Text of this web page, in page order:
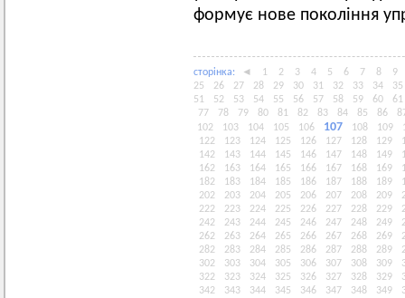
формує нове покоління
сторiнка: ◄ 1 2 3 4 5 6 7 8
9
25
26 27 28 29 30 31 32 33 34
35
51
52 53 54 55 56 57 58 59 60
61
77
78 79 80 81 82 83 84 85 86
102
103 104 105 106 107 108 109
122
123 124 125 126 127 128 129
142
143 144 145 146 147 148 149
162
163 164 165 166 167 168 169
182
183 184 185 186 187 188 189
202
203 204 205 206 207 208 209
222
223 224 225 226 227 228 229
242
243 244 245 246 247 248 249
262
263 264 265 266 267 268 269
282
283 284 285 286 287 288 289
302
303 304 305 306 307 308 309
322
323 324 325 326 327 328 329
342
343 344 345 346 347 348 349